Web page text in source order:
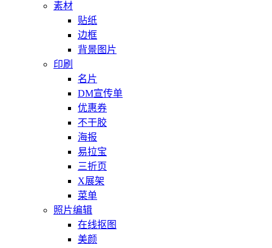
素材
贴纸
边框
背景图片
印刷
名片
DM宣传单
优惠券
不干胶
海报
易拉宝
三折页
X展架
菜单
照片编辑
在线抠图
美颜